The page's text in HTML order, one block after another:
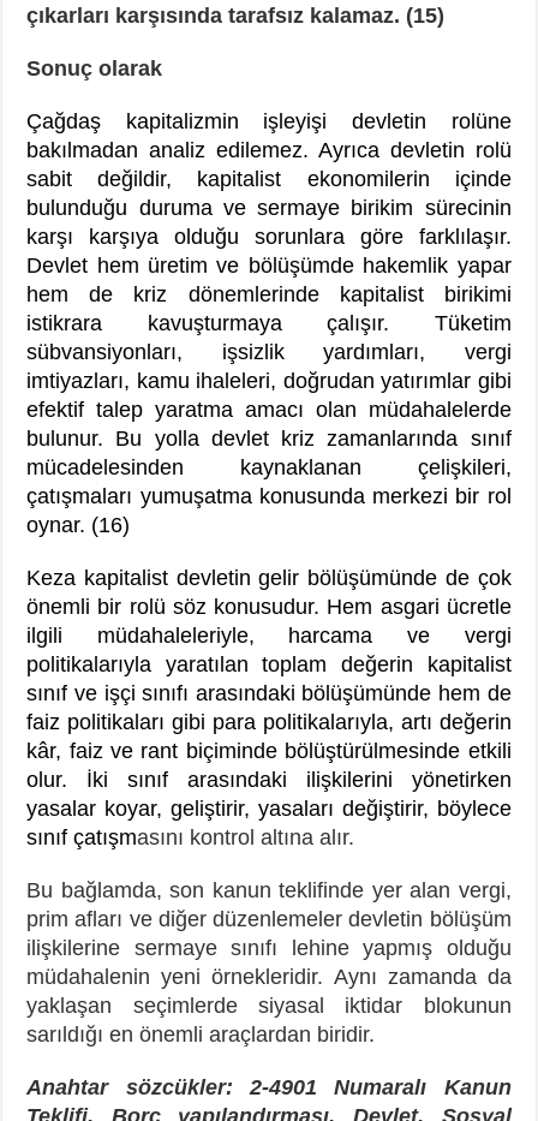
çıkarları karşısında tarafsız kalamaz. (15)
Sonuç olarak
Çağdaş kapitalizmin işleyişi devletin rolüne
bakılmadan analiz edilemez. Ayrıca devletin rolü
sabit değildir, kapitalist ekonomilerin içinde
bulunduğu duruma ve sermaye birikim sürecinin
karşı karşıya olduğu sorunlara göre farklılaşır.
Devlet hem üretim ve bölüşümde hakemlik yapar
hem de kriz dönemlerinde kapitalist birikimi
istikrara kavuşturmaya çalışır. Tüketim
sübvansiyonları, işsizlik yardımları, vergi
imtiyazları, kamu ihaleleri, doğrudan yatırımlar gibi
efektif talep yaratma amacı olan müdahalelerde
bulunur. Bu yolla devlet kriz zamanlarında sınıf
mücadelesinden kaynaklanan çelişkileri,
çatışmaları yumuşatma konusunda merkezi bir rol
oynar. (16)
Keza kapitalist devletin gelir bölüşümünde de çok
önemli bir rolü söz konusudur. Hem asgari ücretle
ilgili müdahaleleriyle, harcama ve vergi
politikalarıyla yaratılan toplam değerin kapitalist
sınıf ve işçi sınıfı arasındaki bölüşümünde hem de
faiz politikaları gibi para politikalarıyla, artı değerin
kâr, faiz ve rant biçiminde bölüştürülmesinde etkili
olur. İki sınıf arasındaki ilişkilerini yönetirken
yasalar koyar, geliştirir, yasaları değiştirir, böylece
sınıf çatışmasını kontrol altına alır.
Bu bağlamda, son kanun teklifinde yer alan vergi,
prim afları ve diğer düzenlemeler devletin bölüşüm
ilişkilerine sermaye sınıfı lehine yapmış olduğu
müdahalenin yeni örnekleridir. Aynı zamanda da
yaklaşan seçimlerde siyasal iktidar blokunun
sarıldığı en önemli araçlardan biridir.
Anahtar sözcükler: 2-4901 Numaralı Kanun
Teklifi, Borç yapılandırması, Devlet, Sosyal